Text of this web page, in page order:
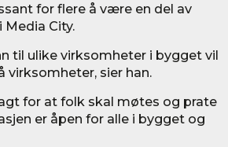
for flere å være en del av
City.
til ulike virksomheter i bygget vil
sier han.
for at folk skal møtes og prate
er åpen for alle i bygget og